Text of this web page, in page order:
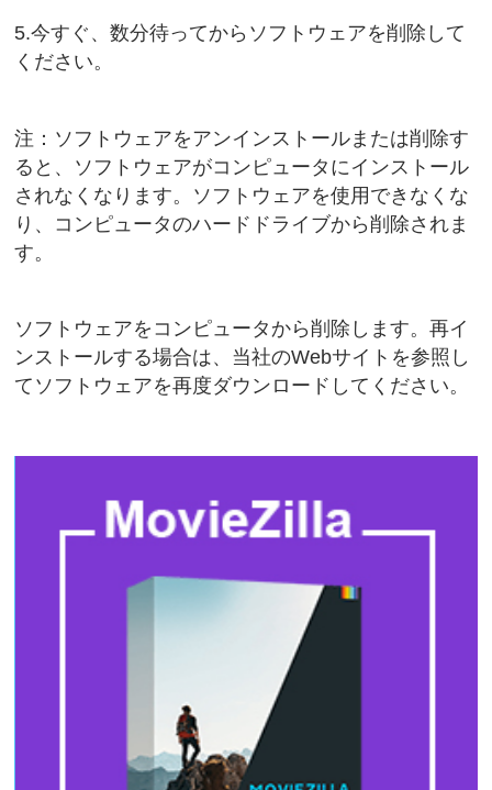
5.今すぐ、数分待ってからソフトウェアを削除して
ください。
注：ソフトウェアをアンインストールまたは削除す
ると、ソフトウェアがコンピュータにインストール
されなくなります。ソフトウェアを使用できなくな
り、コンピュータのハードドライブから削除されま
す。
ソフトウェアをコンピュータから削除します。再イ
ンストールする場合は、当社のWebサイトを参照し
てソフトウェアを再度ダウンロードしてください。